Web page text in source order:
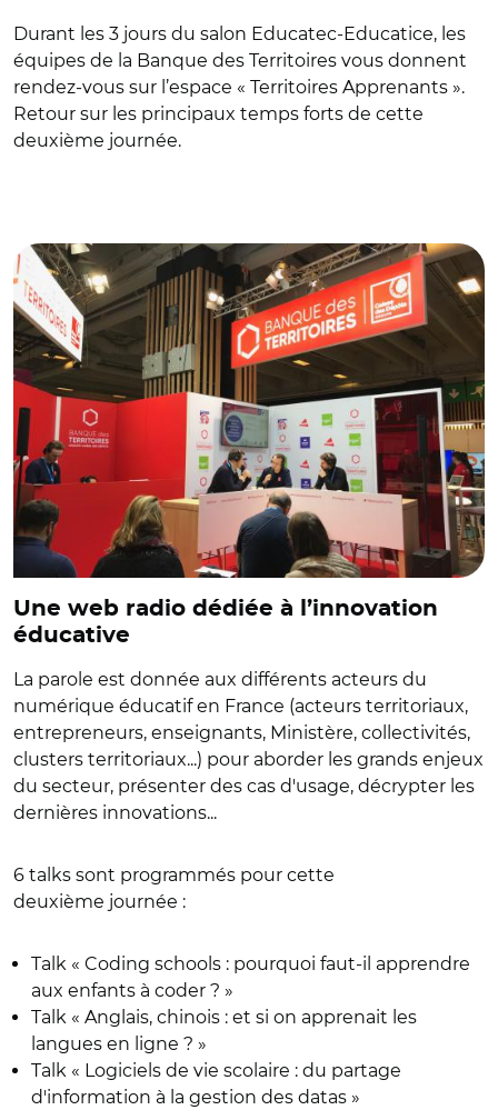
Durant les 3 jours du salon Educatec-Educatice, les
équipes de la Banque des Territoires vous donnent
rendez-vous sur l’espace « Territoires Apprenants ».
Retour sur les principaux temps forts de cette
deuxième journée.
Une web radio dédiée à l’innovation
éducative
La parole est donnée aux différents acteurs du
numérique éducatif en France (acteurs territoriaux,
entrepreneurs, enseignants, Ministère, collectivités,
clusters territoriaux...) pour aborder les grands enjeux
du secteur, présenter des cas d'usage, décrypter les
dernières innovations...
6 talks sont programmés pour cette
deuxième journée :
Talk « Coding schools : pourquoi faut-il apprendre
aux enfants à coder ? »
Talk « Anglais, chinois : et si on apprenait les
langues en ligne ? »
Talk « Logiciels de vie scolaire : du partage
d'information à la gestion des datas »